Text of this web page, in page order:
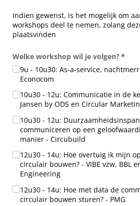
Indien gewenst, is het mogelijk om
workshops deel te nemen, zolang
plaatsvinden
Welke workshop wil je volgen?*
(is
9u - 10u30: As-a-service,
Econocom
10u30 - 12u: Communicatie in de
Jansen by ODS en Circular
10u30 - 12u:
communiceren op een
manier - Circubuild
12u30 - 14u: Hoe overtuig ik mijn
circulair bouwen? - VIBE vzw, BBL
Engineering
12u30 - 14u: Hoe met data de
circulair bouwen sturen? - PMG